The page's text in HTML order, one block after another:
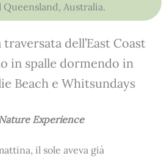
Australia.
dell’East Coast
in spalle dormendo in
Beach e Whitsundays
Experience
il sole aveva già